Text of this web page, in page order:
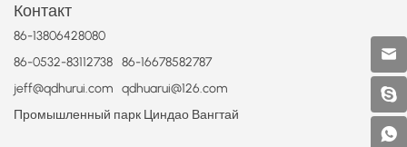
Контакт
86-13806428080
86-0532-83112738 86-16678582787
jeff@qdhurui.com qdhuarui@126.com
Промышленный парк Циндао Вангтай